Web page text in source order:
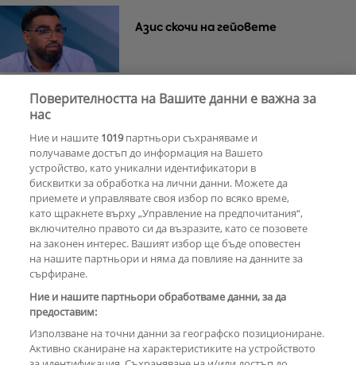
Азис скочи на гейовете
и Слънчев бряг
РЕКЛАМА
КОМЕНТАРИ
Поверителността на Вашите данни е важна за
нас
Ние и нашите 1019партньори съхраняваме и
получаваме достъп до информация на Вашето
устройство, като уникални идентификатори в
бисквитки за обработка на лични данни. Можете да
приемете и управлявате своя избор по всяко време,
като щракнете върху „Управление на предпочитания“,
включително правото си да възразите, като се позовете
на законен интерес. Вашият избор ще бъде оповестен
на нашите партньори и няма да повлияе на данните за
сърфиране.
Ние и нашите партньори обработваме данни, за да
предоставим:
Използване на точни данни за географско позициониране.
Активно сканиране на характеристиките на устройството